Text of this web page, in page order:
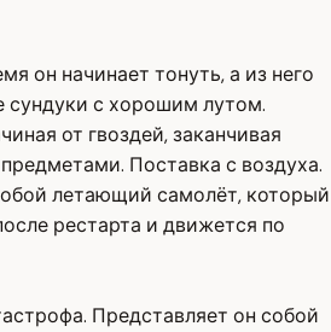
он начинает тонуть, а из него
сундуки с хорошим лутом.
от гвоздей, заканчивая
Поставка с воздуха.
летающий самолёт, который
рестарта и движется по
Представляет он собой